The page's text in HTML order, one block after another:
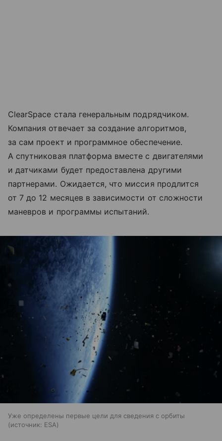
ClearSpace стала генеральным подрядчиком.
Компания отвечает за создание алгоритмов,
за сам проект и программное обеспечение.
А спутниковая платформа вместе с двигателями
и датчиками будет предоставлена другими
партнерами. Ожидается, что миссия продлится
от 7 до 12 месяцев в зависимости от сложности
маневров и программы испытаний.
Уже определены первые цели для сведения с орбиты
источник: ESA